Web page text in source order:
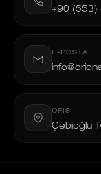
+90 (553)
E-POSTA
OFIS
Çebioğlu